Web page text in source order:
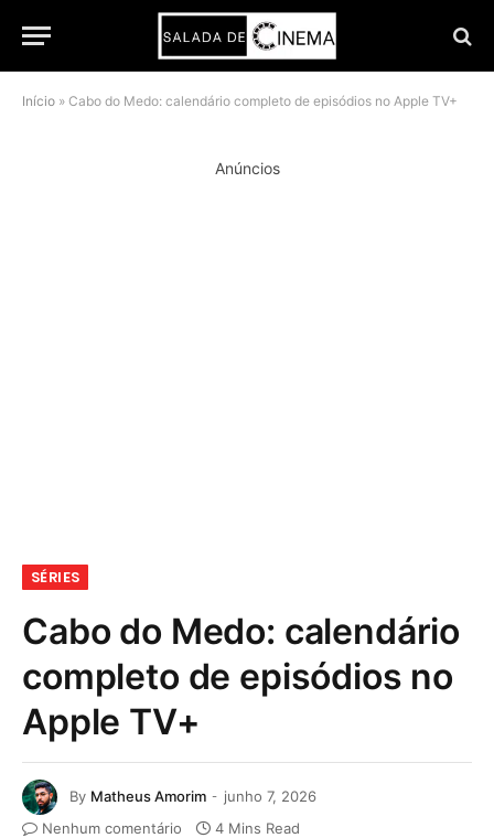
Início » Cabo do Medo: calendário completo de episódios no Apple TV+
Anúncios
SÉRIES
Cabo do Medo: calendário
completo de episódios no
Apple TV+
By Matheus Amorim
junho 7, 2026
Nenhum comentário
4 Mins Read